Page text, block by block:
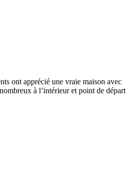
ont apprécié une vraie maison avec
à l’intérieur et point de départ